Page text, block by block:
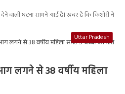
वाली घटना सामने आई है। ख़बर है कि किशोरी ने
Uttar Pradesh
लगने से 38 वर्षीय महिला